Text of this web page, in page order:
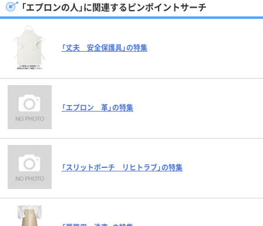
「エプロンの人」に関連するピンポイントサーチ
「丈夫 安全保護具」の特集
「エプロン 革」の特集
「スリットポーチ リヒトラブ」の特集